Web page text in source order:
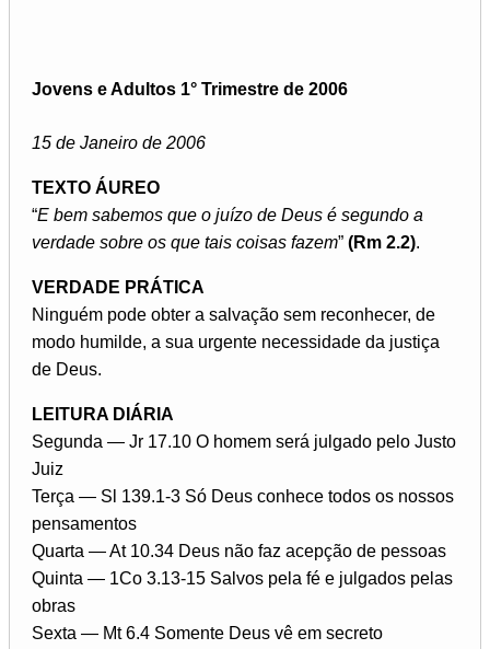
Jovens e Adultos 1° Trimestre de 2006
15 de Janeiro de 2006
TEXTO ÁUREO
“E bem sabemos que o juízo de Deus é segundo a
verdade sobre os que tais coisas fazem” (Rm 2.2).
VERDADE PRÁTICA
Ninguém pode obter a salvação sem reconhecer, de
modo humilde, a sua urgente necessidade da justiça
de Deus.
LEITURA DIÁRIA
Segunda — Jr 17.10 O homem será julgado pelo Justo
Juiz
Terça — Sl 139.1-3 Só Deus conhece todos os nossos
pensamentos
Quarta — At 10.34 Deus não faz acepção de pessoas
Quinta — 1Co 3.13-15 Salvos pela fé e julgados pelas
obras
Sexta — Mt 6.4 Somente Deus vê em secreto